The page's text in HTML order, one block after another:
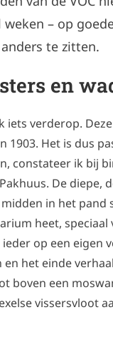
– op
te zitten.
en
verderop.
1903. Het is dus
constateer ik bij
De
in het
heet, speciaal
op een eigen
het einde
boven een
vissersvloot